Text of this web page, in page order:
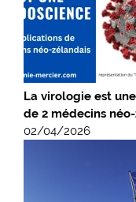
La virologie est
de 2 médecins
02/04/2026